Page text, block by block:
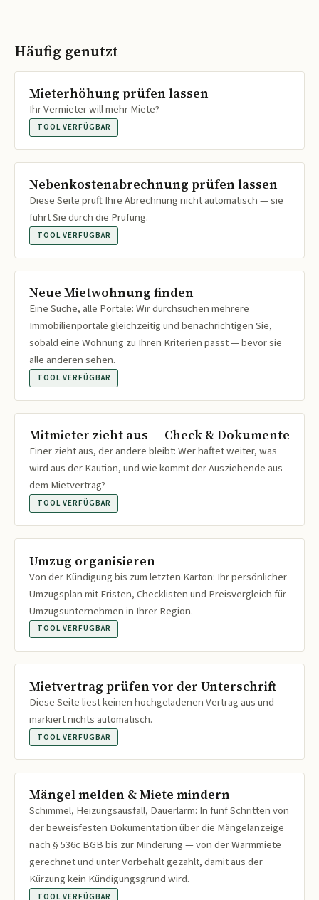
Häufig genutzt
Mieterhöhung prüfen lassen
Ihr Vermieter will mehr Miete?
TOOL VERFÜGBAR
Nebenkostenabrechnung prüfen lassen
Diese Seite prüft Ihre Abrechnung nicht automatisch — sie
führt Sie durch die Prüfung.
TOOL VERFÜGBAR
Neue Mietwohnung finden
Eine Suche, alle Portale: Wir durchsuchen mehrere
Immobilienportale gleichzeitig und benachrichtigen Sie,
sobald eine Wohnung zu Ihren Kriterien passt — bevor sie
alle anderen sehen.
TOOL VERFÜGBAR
Mitmieter zieht aus — Check & Dokumente
Einer zieht aus, der andere bleibt: Wer haftet weiter, was
wird aus der Kaution, und wie kommt der Ausziehende aus
dem Mietvertrag?
TOOL VERFÜGBAR
Umzug organisieren
Von der Kündigung bis zum letzten Karton: Ihr persönlicher
Umzugsplan mit Fristen, Checklisten und Preisvergleich für
Umzugsunternehmen in Ihrer Region.
TOOL VERFÜGBAR
Mietvertrag prüfen vor der Unterschrift
Diese Seite liest keinen hochgeladenen Vertrag aus und
markiert nichts automatisch.
TOOL VERFÜGBAR
Mängel melden & Miete mindern
Schimmel, Heizungsausfall, Dauerlärm: In fünf Schritten von
der beweisfesten Dokumentation über die Mängelanzeige
nach § 536c BGB bis zur Minderung — von der Warmmiete
gerechnet und unter Vorbehalt gezahlt, damit aus der
Kürzung kein Kündigungsgrund wird.
TOOL VERFÜGBAR